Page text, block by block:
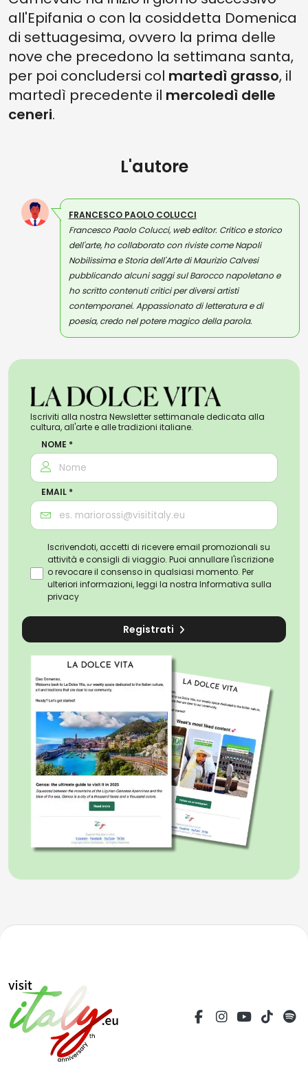
all'Epifania o con la cosiddetta Domenica
di settuagesima, ovvero la prima delle
nove che precedono la settimana santa,
per poi concludersi col martedì grasso, il
martedì precedente il mercoledì delle
ceneri.
L'autore
FRANCESCO PAOLO COLUCCI
Francesco Paolo Colucci, web editor. Critico e storico
dell'arte, ho collaborato con riviste come Napoli
Nobilissima e Storia dell'Arte di Maurizio Calvesi
pubblicando alcuni saggi sul Barocco napoletano e
ho scritto contenuti critici per diversi artisti
contemporanei. Appassionato di letteratura e di
poesia, credo nel potere magico della parola.
Iscriviti alla nostra Newsletter settimanale dedicata alla
cultura, all'arte e alle tradizioni italiane.
NOME *
EMAIL *
Iscrivendoti, accetti di ricevere email promozionali su
attività e consigli di viaggio. Puoi annullare l'iscrizione
o revocare il consenso in qualsiasi momento. Per
ulteriori informazioni, leggi la nostra Informativa sulla
privacy
Registrati